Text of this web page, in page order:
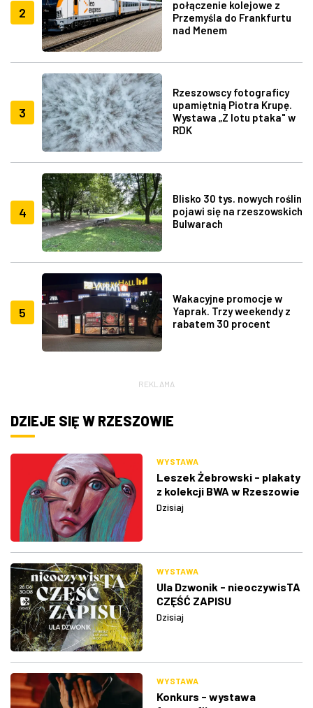
2
połączenie kolejowe z
Przemyśla do Frankfurtu
nad Menem
3
Rzeszowscy fotograficy
upamiętnią Piotra Krupę.
Wystawa „Z lotu ptaka" w
RDK
4
Blisko 30 tys. nowych roślin
pojawi się na rzeszowskich
Bulwarach
5
Wakacyjne promocje w
Yaprak. Trzy weekendy z
rabatem 30 procent
REKLAMA
DZIEJE SIĘ W RZESZOWIE
WYSTAWA
Leszek Żebrowski - plakaty
z kolekcji BWA w Rzeszowie
Dzisiaj
WYSTAWA
Ula Dzwonik - nieoczywisTA
CZĘŚĆ ZAPISU
Dzisiaj
WYSTAWA
Konkurs - wystawa